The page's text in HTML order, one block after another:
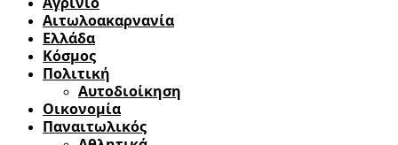
Αιτωλοακαρνανία
Ελλάδα
Κόσμος
Πολιτική
Αυτοδιοίκηση
Οικονομία
Παναιτωλικός